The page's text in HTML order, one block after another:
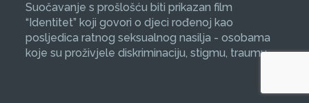
Suočavanje s prošlošću biti prikazan film
“Identitet” koji govori o djeci rođenoj kao
posljedica ratnog seksualnog nasilja - osobama
koje su proživjele diskriminaciju, stigmu, traumu.